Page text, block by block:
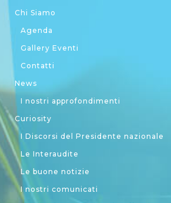
Chi Siamo
Agenda
Gallery Eventi
Contatti
News
I nostri approfondimenti
Curiosity
I Discorsi del Presidente nazionale
Le Interaudite
Le buone notizie
I nostri comunicati